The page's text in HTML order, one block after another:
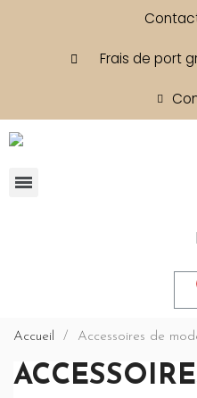
Frais de port
Accueil Accessoires de